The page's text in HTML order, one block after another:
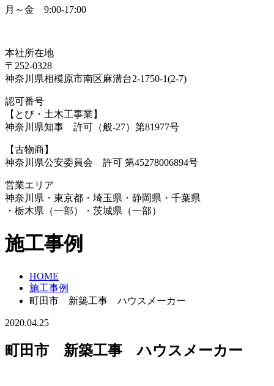
月～金 9:00-17:00
本社所在地
〒252-0328
神奈川県相模原市南区麻溝台2-1750-1(2-7)
認可番号
【とび・土木工事業】
神奈川県知事 許可（般-27）第81977号
【古物商】
神奈川県公安委員会 許可 第45278006894号
営業エリア
神奈川県・東京都・埼玉県・静岡県・千葉県
・栃木県（一部）・茨城県（一部）
施工事例
HOME
施工事例
町田市 新築工事 ハウスメーカー
2020.04.25
町田市 新築工事 ハウスメーカー